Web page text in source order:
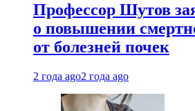
Профессор Шутов
о повышении
от болезней почек
2 года ago2 года ago